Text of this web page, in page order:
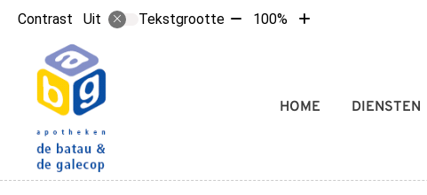
Contrast Uit Tekstgrootte Tekst100%
Tekst
Hoofdmenu
HOME
DIENSTEN